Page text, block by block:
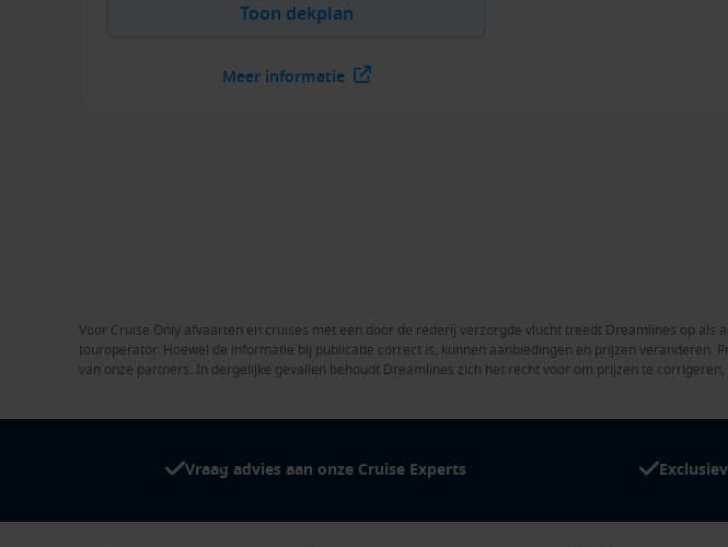
Toon dekplan
Meer informatie
Voor Cruise Only afvaarten en cruises met een door de rederij verzorgde vlucht treedt Dreamlines op
touroperator. Hoewel de informatie bij publicatie correct is, kunnen aanbiedingen en prijzen
van onze partners. In dergelijke gevallen behoudt Dreamlines zich het recht voor om prijzen te
Vraag advies aan onze Cruise Experts